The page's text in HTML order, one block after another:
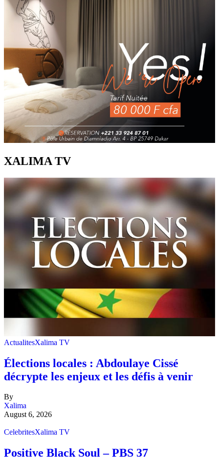
XALIMA TV
ActualitesXalima TV
Élections locales : Abdoulaye Cissé
décrypte les enjeux et les défis à venir
By
Xalima
August 6, 2026
CelebritesXalima TV
Positive Black Soul – PBS 37